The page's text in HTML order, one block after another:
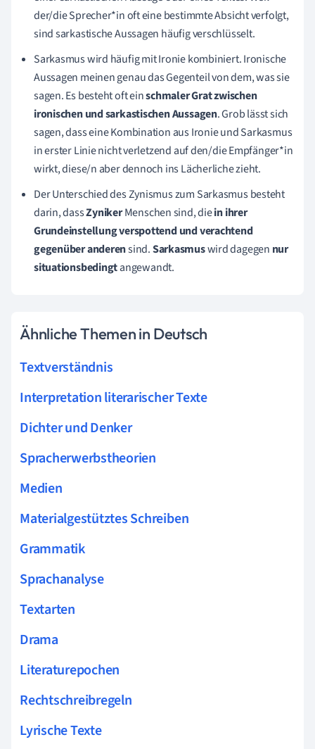
der/die Sprecher*in oft eine bestimmte Absicht verfolgt,
sind sarkastische Aussagen häufig verschlüsselt.
Sarkasmus wird häufig mit Ironie kombiniert. Ironische
Aussagen meinen genau das Gegenteil von dem, was sie
sagen. Es besteht oft einschmaler Grat zwischen
ironischen und sarkastischen Aussagen. Grob lässt sich
sagen, dass eine Kombination aus Ironie und Sarkasmus
in erster Linie nicht verletzend auf den/die Empfänger*in
wirkt, diese/n aber dennoch ins Lächerliche zieht.
Der Unterschied des Zynismus zum Sarkasmus besteht
darin, dassZynikerMenschen sind, diein ihrer
Grundeinstellung verspottend und verachtend
gegenüber anderensind.Sarkasmuswird dagegen nur
situationsbedingtangewandt.
Ähnliche Themen in Deutsch
Textverständnis
Interpretation literarischer Texte
Dichter und Denker
Spracherwerbstheorien
Medien
Materialgestütztes Schreiben
Grammatik
Sprachanalyse
Textarten
Drama
Literaturepochen
Rechtschreibregeln
Lyrische Texte